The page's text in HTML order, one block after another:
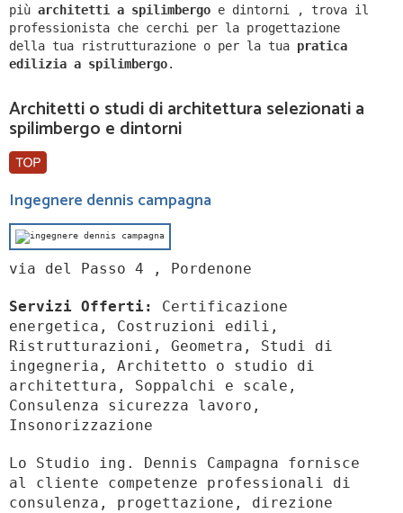
più architetti a spilimbergo e dintorni ,
trova il
professionista che cerchi per la progettazione
della tua ristrutturazione o per la tua pratica
edilizia a spilimbergo.
Architetti o studi di architettura selezionati a
spilimbergo e dintorni
Ingegnere dennis campagna
via del Passo 4 , Pordenone
Servizi Offerti:
Certificazione
energetica, Costruzioni edili,
Ristrutturazioni, Geometra, Studi di
ingegneria, Architetto o studio di
architettura, Soppalchi e scale,
Consulenza sicurezza lavoro,
Insonorizzazione
Lo Studio ing. Dennis Campagna fornisce
al cliente competenze professionali di
consulenza, progettazione, direzione